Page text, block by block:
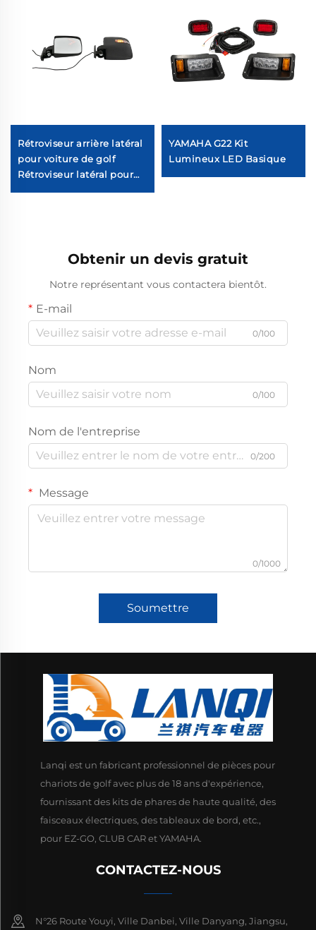
Rétroviseur arrière latéral
pour voiture de golf
Rétroviseur latéral pour
YAMAHA G22 Kit
Lumineux LED Basique
Obtenir un devis gratuit
Notre représentant vous contactera bientôt.
E-mail
0/100
Nom
0/100
Nom de l'entreprise
0/200
Message
0/1000
Soumettre
Lanqi est un fabricant professionnel de pièces pour
chariots de golf avec plus de 18 ans d'expérience,
fournissant des kits de phares de haute qualité, des
faisceaux électriques, des tableaux de bord, etc.,
pour EZ-GO, CLUB CAR et YAMAHA.
CONTACTEZ-NOUS
N°26 Route Youyi, Ville Danbei, Ville Danyang, Jiangsu,